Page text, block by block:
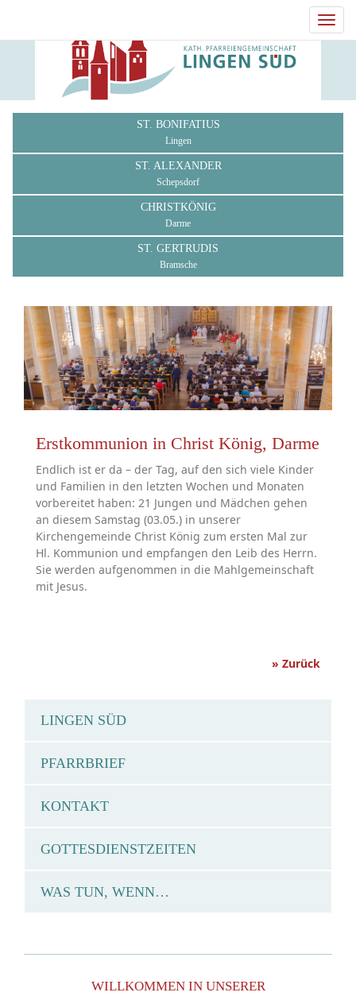
ST. BONIFATIUS
Lingen
ST. ALEXANDER
Schepsdorf
CHRISTKÖNIG
Darme
ST. GERTRUDIS
Bramsche
Erstkommunion in Christ König, Darme
Endlich ist er da – der Tag, auf den sich viele Kinder
und Familien in den letzten Wochen und Monaten
vorbereitet haben: 21 Jungen und Mädchen gehen
an diesem Samstag (03.05.) in unserer
Kirchengemeinde Christ König zum ersten Mal zur
Hl. Kommunion und empfangen den Leib des Herrn.
Sie werden aufgenommen in die Mahlgemeinschaft
mit Jesus.
» Zurück
LINGEN SÜD
PFARRBRIEF
KONTAKT
GOTTESDIENSTZEITEN
WAS TUN, WENN…
WILLKOMMEN IN UNSERER